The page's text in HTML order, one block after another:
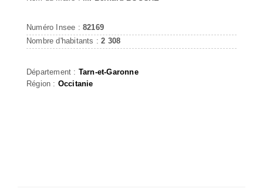
Numéro Insee : 82169
Nombre d'habitants :2 308
Département : Tarn-et-Garonne
Région : Occitanie